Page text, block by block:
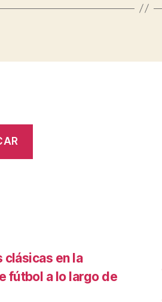
clásicas en la
fútbol a lo largo de